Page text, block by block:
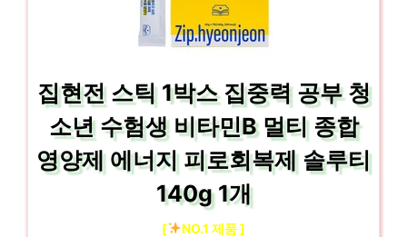
집현전 스틱 1박스 집중력 공부 청
소년 수험생 비타민B 멀티 종합
영양제 에너지 피로회복제 솔루티
140g 1개
[ NO.1 제품 ]